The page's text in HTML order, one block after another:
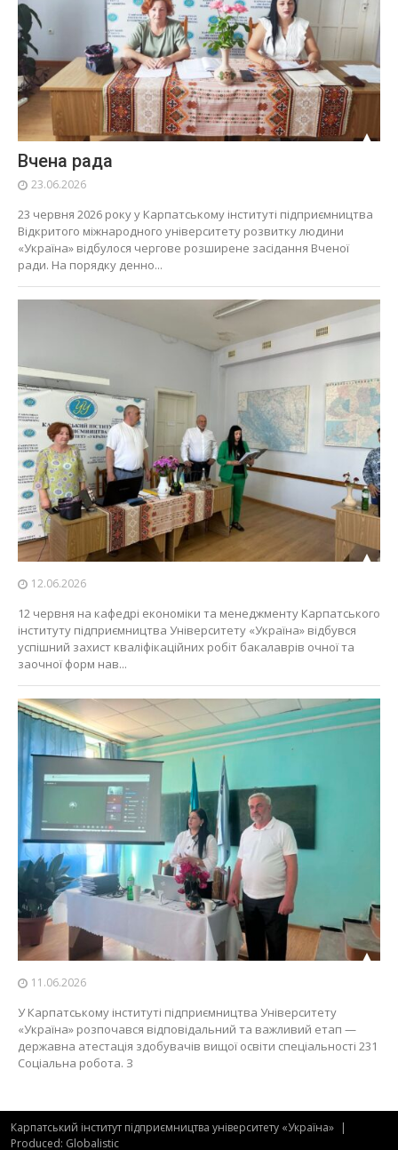
Вчена рада
23.06.2026
23 червня 2026 року у Карпатському інституті підприємництва
Відкритого міжнародного університету розвитку людини
«Україна» відбулося чергове розширене засідання Вченої
ради. На порядку денно...
12.06.2026
12 червня на кафедрі економіки та менеджменту Карпатського
інституту підприємництва Університету «Україна» відбувся
успішний захист кваліфікаційних робіт бакалаврів очної та
заочної форм нав...
11.06.2026
У Карпатському інституті підприємництва Університету
«Україна» розпочався відповідальний та важливий етап —
державна атестація здобувачів вищої освіти спеціальності 231
Соціальна робота. З
Карпатський інститут підприємництва університету «Україна» |
Produced: Globalistic